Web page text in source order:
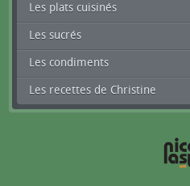
Les plats cuisinés
Les sucrés
Les condiments
Les recettes de Christine